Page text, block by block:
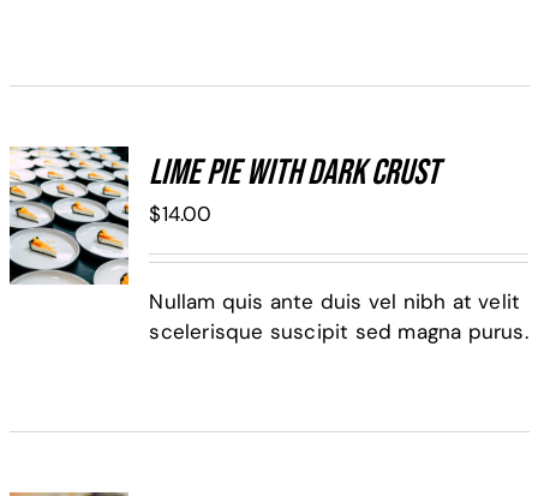
ADD TO
CART
/
DETALLES
Lime Pie With Dark Crust
$14.00
Nullam quis ante duis vel nibh at velit
scelerisque suscipit sed magna purus.